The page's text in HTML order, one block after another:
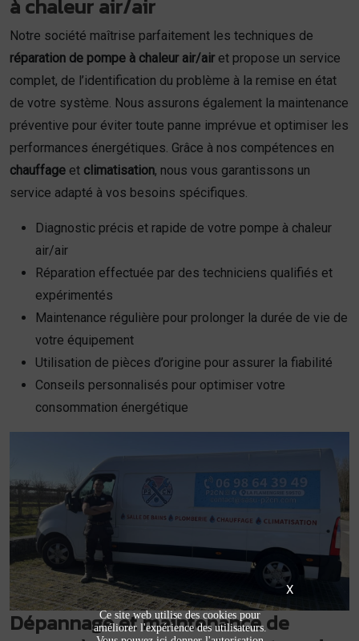
à chaleur air/air
Notre société maîtrise parfaitement les techniques de
réparation de pompe à chaleur air/airet propose un service
complet, de l’identification du problème à la remise en état
de votre système. Nous assurons également la maintenance
préventive pour éviter toute panne imprévue et optimiser les
performances énergétiques. Grâce à nos compétences en
chauffage et climatisation, nous vous garantissons un
service adapté à vos besoins spécifiques.
Diagnostic précis et rapide de votre pompe à chaleur
air/air
Réparation effectuée par des techniciens qualifiés et
expérimentés
Maintenance régulière pour prolonger la durée de vie de
votre équipement
Utilisation de pièces d’origine pour assurer la fiabilité
Conseils personnalisés pour optimiser votre
consommation énergétique
Dépannage et maintenance de
X
Ce site web utilise des cookies pour
améliorer l'expérience des utilisateurs.